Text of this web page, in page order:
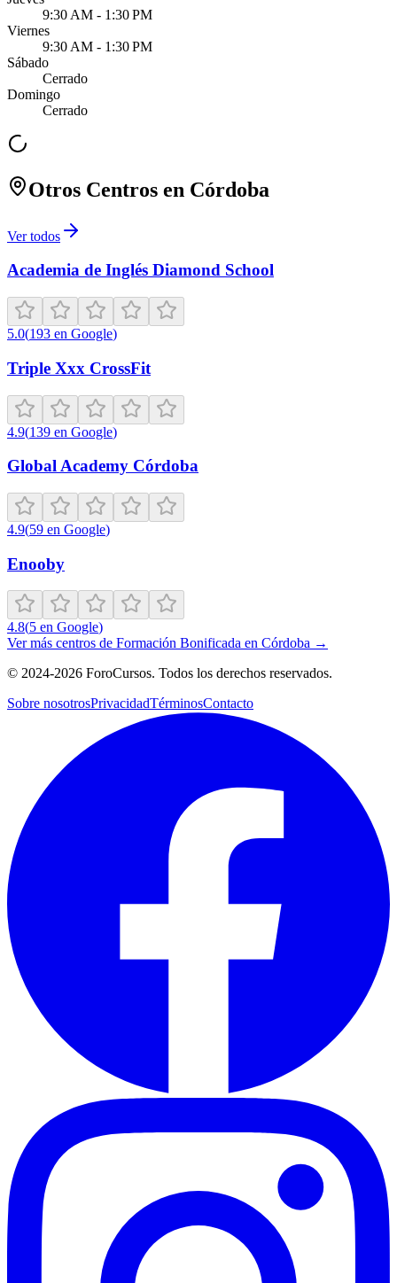
9:30 AM - 1:30 PM
Viernes
9:30 AM - 1:30 PM
Sábado
Cerrado
Domingo
Cerrado
Otros Centros en Córdoba
Ver todos
Academia de Inglés Diamond School
5.0(193 en Google)
Triple Xxx CrossFit
4.9(139 en Google)
Global Academy Córdoba
4.9(59 en Google)
Enooby
4.8(5 en Google)
Ver más centros de Formación Bonificada en Córdoba →
© 2024-2026 ForoCursos. Todos los derechos reservados.
Sobre nosotrosPrivacidadTérminosContacto